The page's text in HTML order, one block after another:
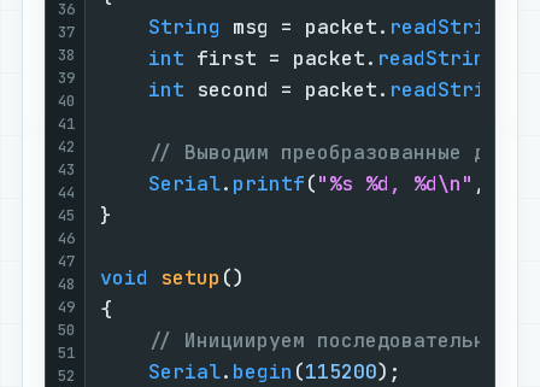
36
37
38
39
40
41
42
43
44
45
46
47
48
49
50
51
52
String msg = packet.
int first = packet.
int second = packet.
// Выводим преобразованные
Serial. printf("%s %d, %d\n" ,
}
void setup ()
{
// Инициируем последовательный
Serial. begin (115200);